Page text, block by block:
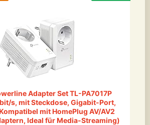
Adapter Set TL-PA7017P
s, mit Steckdose, Gigabit-Port,
mit HomePlug AV/AV2
Ideal für Media-Streaming)